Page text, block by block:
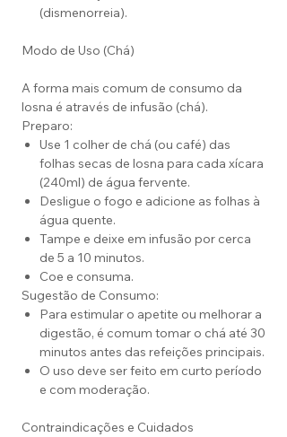
(dismenorreia).
Modo de Uso (Chá)
A forma mais comum de consumo da
losna é através de infusão (chá).
Preparo:
Use 1 colher de chá (ou café) das
folhas secas de losna para cada xícara
(240ml) de água fervente.
Desligue o fogo e adicione as folhas à
água quente.
Tampe e deixe em infusão por cerca
de 5 a 10 minutos.
Coe e consuma.
Sugestão de Consumo:
Para estimular o apetite ou melhorar a
digestão, é comum tomar o chá até 30
minutos antes das refeições principais.
O uso deve ser feito em curto período
e com moderação.
Contraindicações e Cuidados